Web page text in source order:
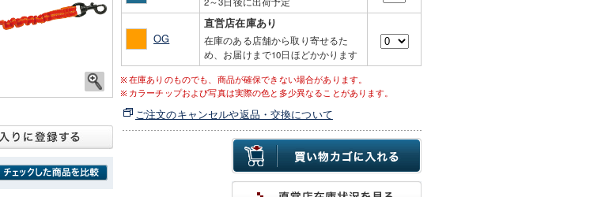
OG
直営店在庫あり
在庫のある店舗から取り寄せるた
め、お届けまで10日ほどかかります
在庫ありのものでも、商品が確保できない場合があります。
カラーチップおよび写真は実際の色と多少異なることがあります。
ご注文のキャンセルや返品・交換について